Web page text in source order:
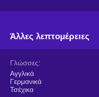
Άλλες λεπτομέρειες
Γλώσσες
Αγγλικά
Γερμανικά
Τσέχικα